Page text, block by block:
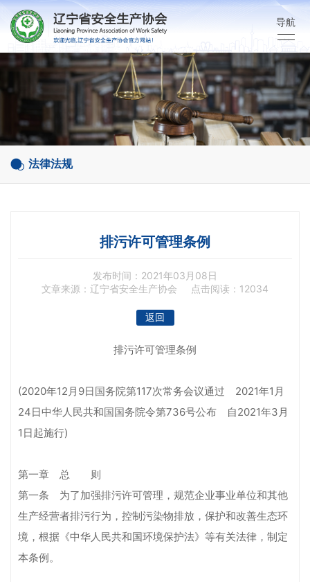
导航
法律法规
排污许可管理条例
发布时间：2021年03月08日
文章来源：辽宁省安全生产协会
点击阅读：12034
返回
排污许可管理条例
(2020年12月9日国务院第117次常务会议通过 2021年1月
24日中华人民共和国国务院令第736号公布 自2021年3月
1日起施行)
第一章 总 则
第一条 为了加强排污许可管理，规范企业事业单位和其他
生产经营者排污行为，控制污染物排放，保护和改善生态环
境，根据《中华人民共和国环境保护法》等有关法律，制定
本条例。